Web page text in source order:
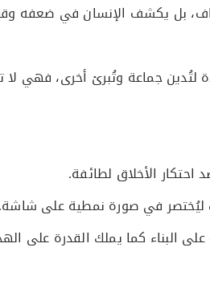
بل يكشف الإنسان في ضعفه
لتُدين جماعة وتُبرئ أخرى، فهي
الأخلاق لطائفة.
ليُختصر في صورة نمطية على شاشة.
البناء كما يملك القدرة على